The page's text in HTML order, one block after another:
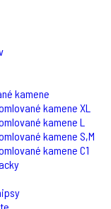
kamene
kamene XL
kamene L
kamene S,M
kamene C1